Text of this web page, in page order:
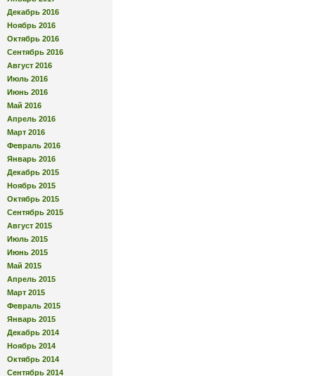
Декабрь 2016
Ноябрь 2016
Октябрь 2016
Сентябрь 2016
Август 2016
Июль 2016
Июнь 2016
Май 2016
Апрель 2016
Март 2016
Февраль 2016
Январь 2016
Декабрь 2015
Ноябрь 2015
Октябрь 2015
Сентябрь 2015
Август 2015
Июль 2015
Июнь 2015
Май 2015
Апрель 2015
Март 2015
Февраль 2015
Январь 2015
Декабрь 2014
Ноябрь 2014
Октябрь 2014
Сентябрь 2014